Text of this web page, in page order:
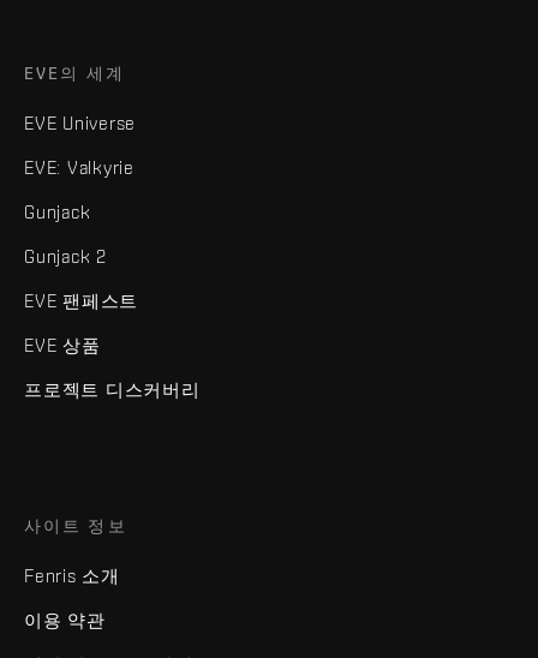
EVE의 세계
EVE Universe
EVE: Valkyrie
Gunjack
Gunjack 2
EVE 팬페스트
EVE 상품
프로젝트 디스커버리
사이트 정보
Fenris 소개
이용 약관